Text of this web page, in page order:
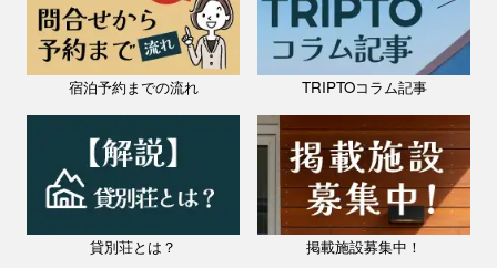
沖縄県(離島) / 宮古島・伊良部島
きくのこ3缶ヴィラ＆テラス デラックスヴィラ２ベットルーム B棟
Room〈コナ〉
定員：7名
2023年春宮古島で人気の久貝地区に個性あふれる全３棟グランドオー
宿泊予約までの流れ TRIPTOコラム記事
貸別荘とは？ 掲載施設募集中！